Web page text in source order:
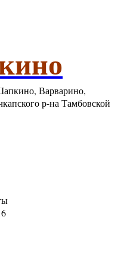
Варварино,
р-на Тамбовской